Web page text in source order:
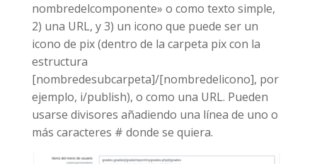
nombredelcomponente» o como texto simple,
2) una URL, y 3) un icono que puede ser un
icono de pix (dentro de la carpeta pix con la
estructura
[nombredesubcarpeta]/[nombredelicono], por
ejemplo, i/publish), o como una URL. Pueden
usarse divisores añadiendo una línea de uno o
más caracteres # donde se quiera.